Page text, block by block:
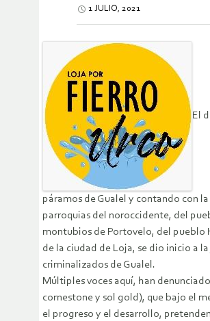
1 JULIO, 2021
El
páramos de Gualel y contando con
parroquias del noroccidente, del
montubios de Portovelo, del pueblo
de la ciudad de Loja, se dio inicio a
criminalizados de Gualel.
Múltiples voces aquí, han
cornestone y sol gold), que bajo el
el progreso y el desarrollo,